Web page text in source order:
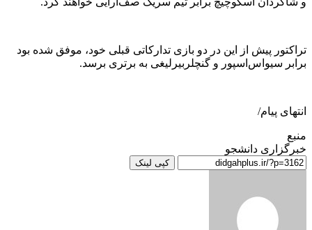
تراکتور پیش از این در دو بازی تدارکاتی قبلی خود، موفق شده بود
برابر سیواس‌اسپور و گنچلربیرلیغی به برتری برسد.
انتهای پیام/
منبع
خبرگزاری دانشجو
کپی لینک